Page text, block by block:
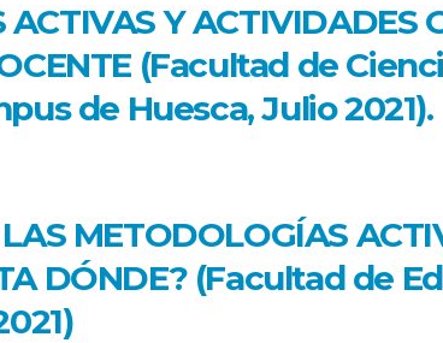
Y ACTIVIDADES
(Facultad de
de Huesca, Julio 2021).
METODOLOGÍAS
DÓNDE? (Facultad de